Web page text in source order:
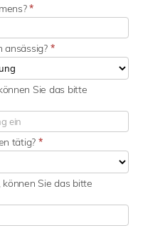
*
ansässig? *
tätig? *
Sie das bitte
Sie das bitte